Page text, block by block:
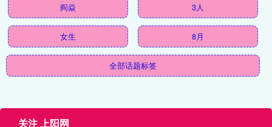
阎焱 3人
女生 8月
全部话题标签
关注 上阳网